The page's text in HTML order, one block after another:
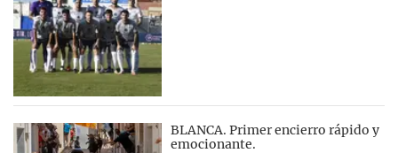
BLANCA. Primer encierro rápido y
emocionante.